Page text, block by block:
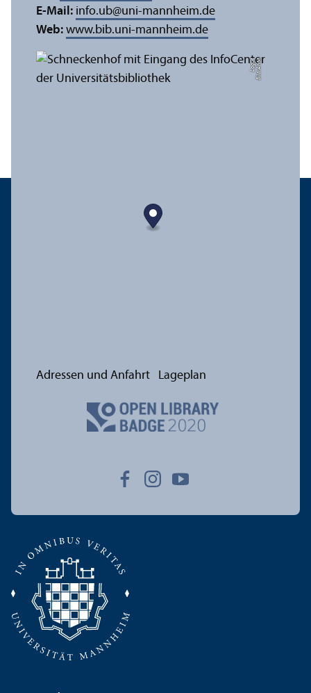
Bil
d:
A
n
n
a
L
o
g
u
e
E-Mail: info.ub@uni-mannheim.de
Web: www.bib.uni-mannheim.de
Adressen und Anfahrt Lageplan